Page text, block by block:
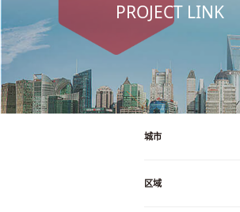
PROJECT LINK
城市
区域